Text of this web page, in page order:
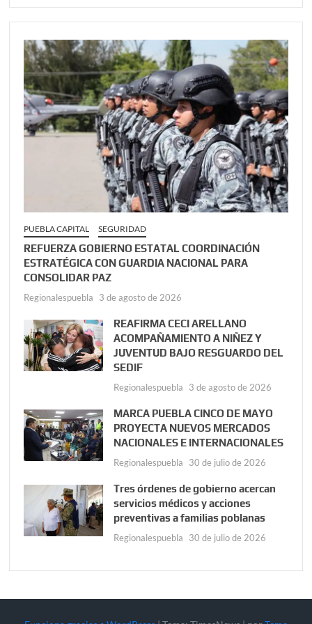
PUEBLA CAPITAL SEGURIDAD
REFUERZA GOBIERNO ESTATAL COORDINACIÓN
ESTRATÉGICA CON GUARDIA NACIONAL PARA
CONSOLIDAR PAZ
Regionalespuebla 3 de agosto de 2026
REAFIRMA CECI ARELLANO
ACOMPAÑAMIENTO A NIÑEZ Y
JUVENTUD BAJO RESGUARDO DEL
SEDIF
Regionalespuebla 3 de agosto de 2026
MARCA PUEBLA CINCO DE MAYO
PROYECTA NUEVOS MERCADOS
NACIONALES E INTERNACIONALES
Regionalespuebla 30 de julio de 2026
Tres órdenes de gobierno acercan
servicios médicos y acciones
preventivas a familias poblanas
Regionalespuebla 30 de julio de 2026